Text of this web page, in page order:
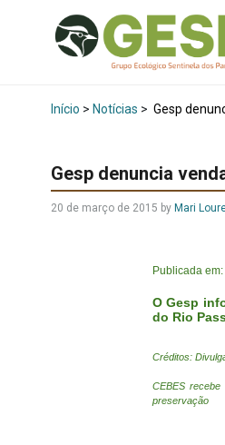
Início > Notícias > Gesp
Gesp denuncia
20 de março de 2015 by Mari
Publicada
O Gesp
do Rio
Créditos:
CEBES
preservação